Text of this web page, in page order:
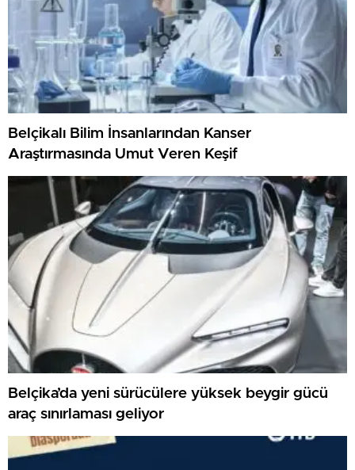
Belçikalı Bilim İnsanlarından Kanser
Araştırmasında Umut Veren Keşif
Belçika’da yeni sürücülere yüksek beygir gücü
araç sınırlaması geliyor